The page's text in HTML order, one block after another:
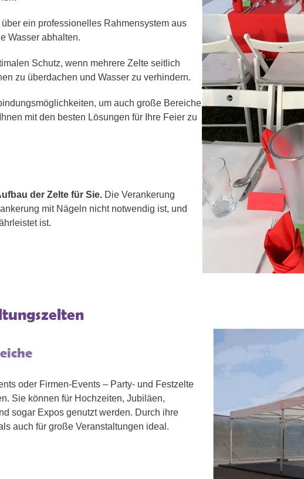
ein professionelles Rahmensystem aus
Wasser abhalten.
Schutz, wenn mehrere Zelte seitlich
zu überdachen und Wasser zu verhindern.
um auch große Bereiche
mit den besten Lösungen für Ihre Feier zu
der Zelte für Sie. Die Verankerung
mit Nägeln nicht notwendig ist, und
ist.
oder Firmen-Events – Party- und Festzelte
Sie können für Hochzeiten, Jubiläen,
sogar Expos genutzt werden. Durch ihre
auch für große Veranstaltungen ideal.